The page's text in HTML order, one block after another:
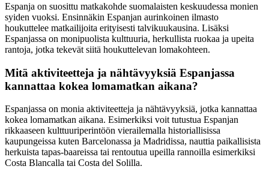
Espanja on suosittu matkakohde suomalaisten keskuudessa monien
syiden vuoksi. Ensinnäkin Espanjan aurinkoinen ilmasto
houkuttelee matkailijoita erityisesti talvikuukausina. Lisäksi
Espanjassa on monipuolista kulttuuria, herkullista ruokaa ja upeita
rantoja, jotka tekevät siitä houkuttelevan lomakohteen.
Mitä aktiviteetteja ja nähtävyyksiä Espanjassa
kannattaa kokea lomamatkan aikana?
Espanjassa on monia aktiviteetteja ja nähtävyyksiä, jotka kannattaa
kokea lomamatkan aikana. Esimerkiksi voit tutustua Espanjan
rikkaaseen kulttuuriperintöön vierailemalla historiallisissa
kaupungeissa kuten Barcelonassa ja Madridissa, nauttia paikallisista
herkuista tapas-baareissa tai rentoutua upeilla rannoilla esimerkiksi
Costa Blancalla tai Costa del Solilla.